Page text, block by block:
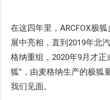
在这四年里，ARCFOX极
展中亮相，直到2019年北
格纳重组，2020年9月才
狐”，由麦格纳生产的极狐
我们见面。